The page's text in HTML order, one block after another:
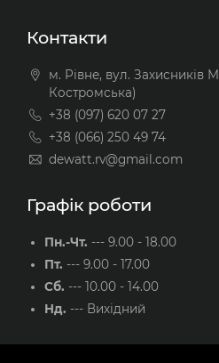
Контакти
м. Рівне, вул. Захисників
Костромська)
+38 (097) 620 07 27
+38 (066) 250 49 74
dewatt.rv@gmail.com
Графік роботи
Пн.-Чт. --- 9.00 - 18.00
Пт. --- 9.00 - 17.00
Сб. --- 10.00 - 14.00
Нд. --- Вихідний